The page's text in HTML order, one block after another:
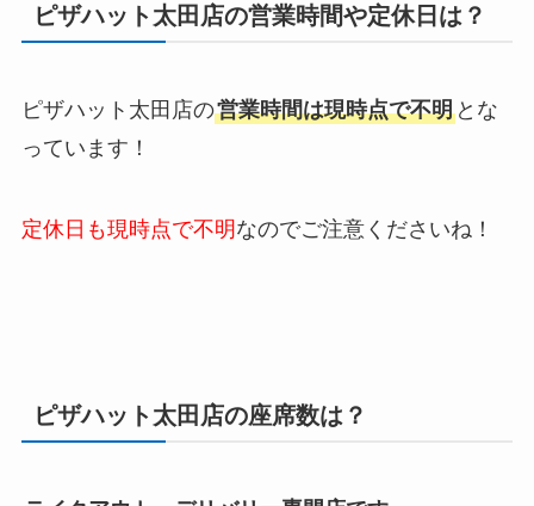
ピザハット太田店の営業時間や定休日は？
ピザハット太田店の営業時間は現時点で不明とな
っています！
定休日も現時点で不明 なのでご注意くださいね！
ピザハット太田店の座席数は？